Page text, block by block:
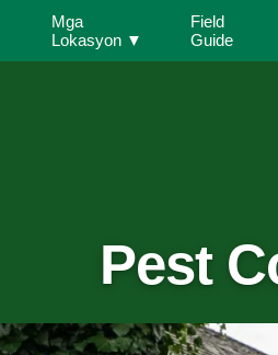
Mga
Lokasyon ▼
Field
Guide
Pest